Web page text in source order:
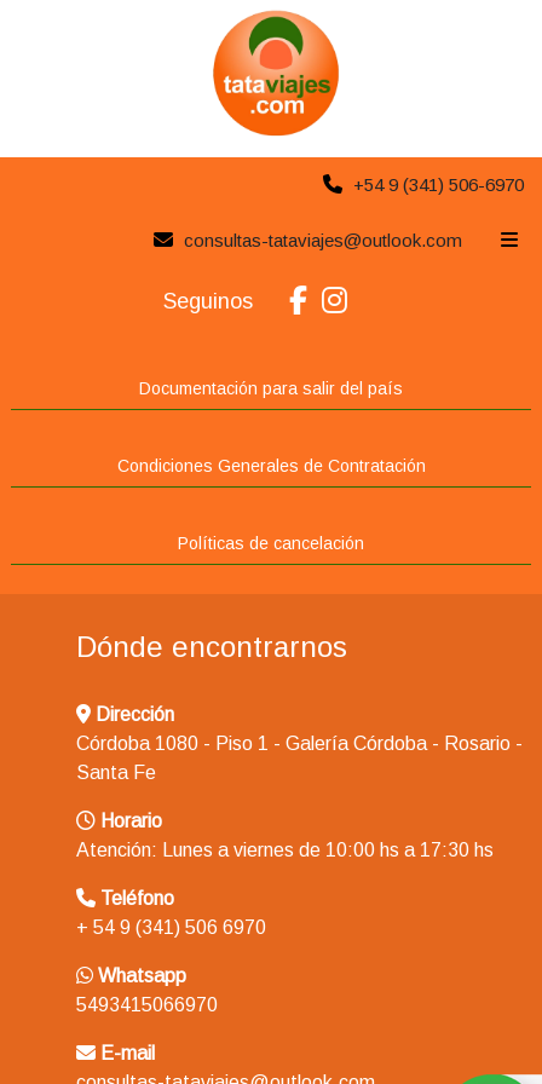
+54 9 (341) 506-6970
consultas-tataviajes@outlook.com
Seguinos
Documentación para salir del país
Condiciones Generales de Contratación
Políticas de cancelación
Dónde encontrarnos
Dirección
Córdoba 1080 - Piso 1 - Galería Córdoba - Rosario -
Santa Fe
Horario
Atención: Lunes a viernes de 10:00 hs a 17:30 hs
Teléfono
+ 54 9 (341) 506 6970
Whatsapp
5493415066970
E-mail